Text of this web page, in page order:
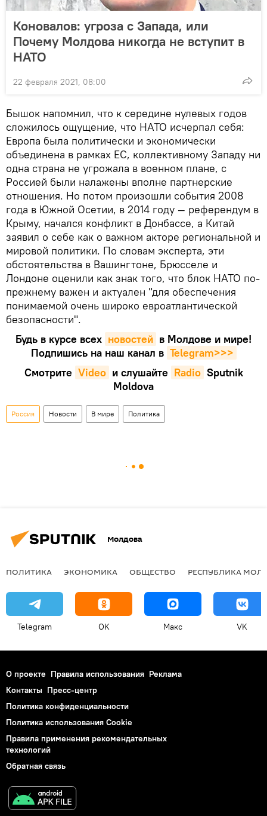
Коновалов: угроза с Запада, или
Почему Молдова никогда не вступит в
НАТО
22 февраля 2021, 08:00
Бышок напомнил, что к середине нулевых годов
сложилось ощущение, что НАТО исчерпал себя:
Европа была политически и экономически
объединена в рамках ЕС, коллективному Западу ни
одна страна не угрожала в военном плане, с
Россией были налажены вполне партнерские
отношения. Но потом произошли события 2008
года в Южной Осетии, в 2014 году — референдум в
Крыму, начался конфликт в Донбассе, а Китай
заявил о себе как о важном акторе региональной и
мировой политики. По словам эксперта, эти
обстоятельства в Вашингтоне, Брюсселе и
Лондоне оценили как знак того, что блок НАТО по-
прежнему важен и актуален "для обеспечения
понимаемой очень широко евроатлантической
безопасности".
Будь в курсе всех новостей в Молдове и мире!
Подпишись на наш канал в Telegram>>>
Смотрите Video и слушайте Radio Sputnik
Moldova
Россия Новости В мире Политика
Молдова
ПОЛИТИКА ЭКОНОМИКА ОБЩЕСТВО РЕСПУБЛИКА
Telegram OK Макс VK
О проекте Правила использования Реклама
Контакты Пресс-центр
Политика конфиденциальности
Политика использования Cookie
Правила применения рекомендательных
технологий
Обратная связь